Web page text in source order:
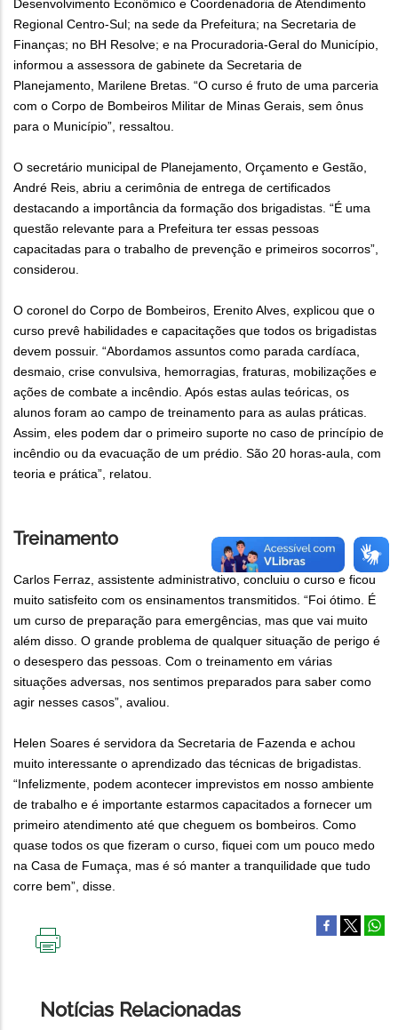
Desenvolvimento Econômico e Coordenadoria de Atendimento
Regional Centro-Sul; na sede da Prefeitura; na Secretaria de
Finanças; no BH Resolve; e na Procuradoria-Geral do Município,
informou a assessora de gabinete da Secretaria de
Planejamento, Marilene Bretas. “O curso é fruto de uma parceria
com o Corpo de Bombeiros Militar de Minas Gerais, sem ônus
para o Município”, ressaltou.
O secretário municipal de Planejamento, Orçamento e Gestão,
André Reis, abriu a cerimônia de entrega de certificados
destacando a importância da formação dos brigadistas. “É uma
questão relevante para a Prefeitura ter essas pessoas
capacitadas para o trabalho de prevenção e primeiros socorros”,
considerou.
O coronel do Corpo de Bombeiros, Erenito Alves, explicou que o
curso prevê habilidades e capacitações que todos os brigadistas
devem possuir. “Abordamos assuntos como parada cardíaca,
desmaio, crise convulsiva, hemorragias, fraturas, mobilizações e
ações de combate a incêndio. Após estas aulas teóricas, os
alunos foram ao campo de treinamento para as aulas práticas.
Assim, eles podem dar o primeiro suporte no caso de princípio de
incêndio ou da evacuação de um prédio. São 20 horas-aula, com
teoria e prática”, relatou.
Treinamento
Carlos Ferraz, assistente administrativo, concluiu o curso e ficou
muito satisfeito com os ensinamentos transmitidos. “Foi ótimo. É
um curso de preparação para emergências, mas que vai muito
além disso. O grande problema de qualquer situação de perigo é
o desespero das pessoas. Com o treinamento em várias
situações adversas, nos sentimos preparados para saber como
agir nesses casos”, avaliou.
Helen Soares é servidora da Secretaria de Fazenda e achou
muito interessante o aprendizado das técnicas de brigadistas.
“Infelizmente, podem acontecer imprevistos em nosso ambiente
de trabalho e é importante estarmos capacitados a fornecer um
primeiro atendimento até que cheguem os bombeiros. Como
quase todos os que fizeram o curso, fiquei com um pouco medo
na Casa de Fumaça, mas é só manter a tranquilidade que tudo
corre bem”, disse.
Notícias Relacionadas